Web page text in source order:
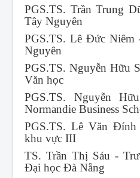
PGS.TS. Trần Trung
Tây Nguyên
PGS.TS. Lê Đức
Nguyên
PGS.TS. Nguyễn Hữu
Văn học
PGS.TS. Nguyễn
Normandie Business
PGS.TS. Lê Văn
khu vực III
TS. Trần Thị Sáu -
Đại học Đà